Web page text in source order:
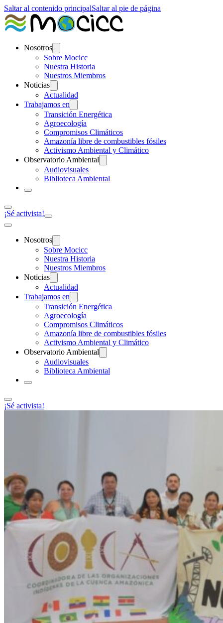
Saltar al contenido principalSaltar al pie de página
Nosotros
Sobre Mocicc
Nuestra Historia
Nuestros Miembros
Noticias
Actualidad
Trabajamos en
Transición Energética
Agroecología
Compromisos Climáticos
Amazonía libre de combustibles fósiles
Activismo Ambiental y Climático
Observatorio Ambiental
Audiovisuales
Biblioteca Ambiental
¡Sé activista!
Nosotros
Sobre Mocicc
Nuestra Historia
Nuestros Miembros
Noticias
Actualidad
Trabajamos en
Transición Energética
Agroecología
Compromisos Climáticos
Amazonía libre de combustibles fósiles
Activismo Ambiental y Climático
Observatorio Ambiental
Audiovisuales
Biblioteca Ambiental
¡Sé activista!